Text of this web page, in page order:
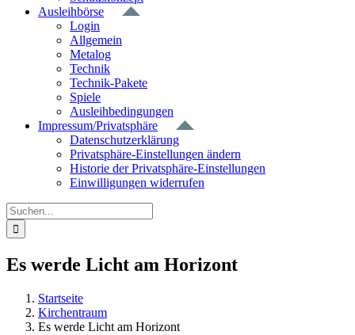
Ausleihbörse
Login
Allgemein
Metalog
Technik
Technik-Pakete
Spiele
Ausleihbedingungen
Impressum/Privatsphäre
Datenschutzerklärung
Privatsphäre-Einstellungen ändern
Historie der Privatsphäre-Einstellungen
Einwilligungen widerrufen
Suche
nach:
Es werde Licht am Horizont
Startseite
Kirchentraum
Es werde Licht am Horizont